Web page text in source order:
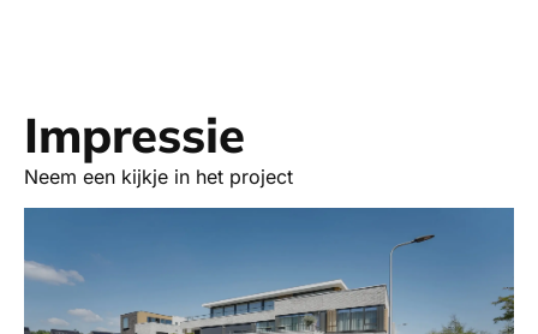
Impressie
Neem een kijkje in het project